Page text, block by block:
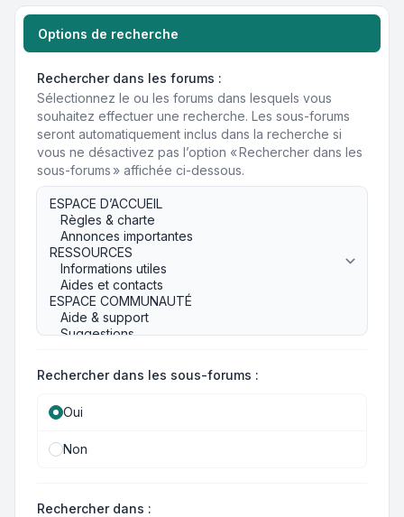
Options de recherche
Rechercher dans les forums :
Sélectionnez le ou les forums dans lesquels vous
souhaitez effectuer une recherche. Les sous-forums
seront automatiquement inclus dans la recherche si
vous ne désactivez pas l’option « Rechercher dans les
sous-forums » affichée ci-dessous.
Rechercher dans les sous-forums :
Oui
Non
Rechercher dans :